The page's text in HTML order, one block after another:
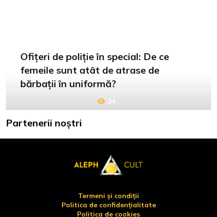
Ofițeri de poliție în special: De ce
femeile sunt atât de atrase de
bărbații în uniformă?
24
Partenerii noștri
Termeni și condiții
Politica de confidențialitate
Politica de cookies